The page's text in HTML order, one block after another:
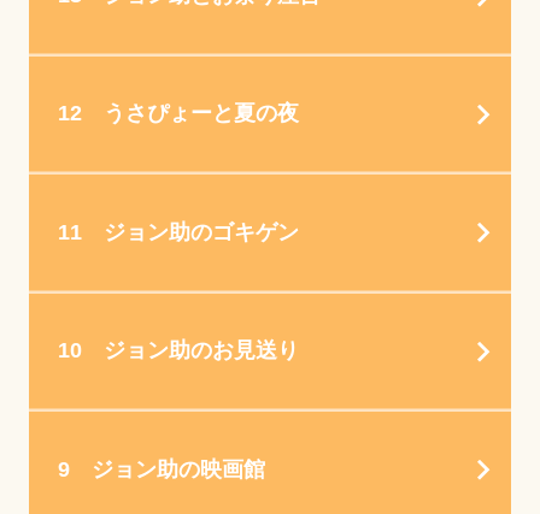
12 うさぴょーと夏の夜
11 ジョン助のゴキゲン
10 ジョン助のお見送り
9 ジョン助の映画館